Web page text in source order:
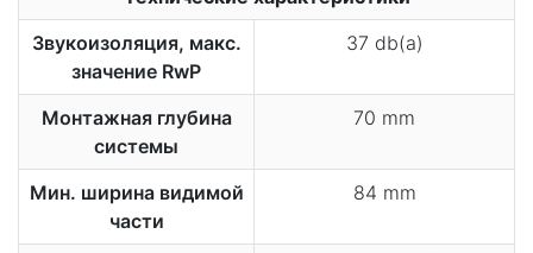
Звукоизоляция, макс.
значение RwP
37 db(a)
Монтажная глубина
системы
70 mm
Мин. ширина видимой
части
84 mm